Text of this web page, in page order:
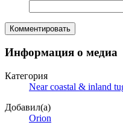
Комментировать
Информация о медиа
Категория
Near coastal & inland
Добавил(а)
Orion